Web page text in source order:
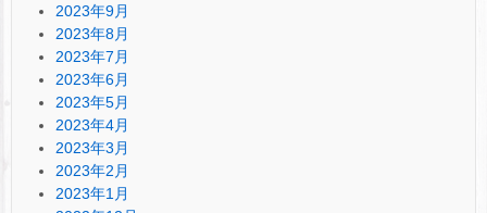
2023年9月
2023年8月
2023年7月
2023年6月
2023年5月
2023年4月
2023年3月
2023年2月
2023年1月